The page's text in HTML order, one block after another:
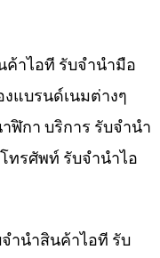
ค้าไอที รับจำนำมือ
แบรนด์เนมต่างๆ
ฬิกา บริการ รับจำนำ
ทรศัพท์ รับจำนำไอ
ำนำสินค้าไอที รับ